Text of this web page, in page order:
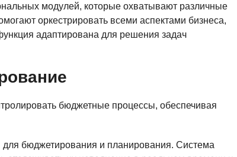
модулей, которые охватывают различные
оркестрировать всеми аспектами бизнеса,
адаптирована для решения задач
бюджетные процессы, обеспечивая
бюджетирования и планирования. Система